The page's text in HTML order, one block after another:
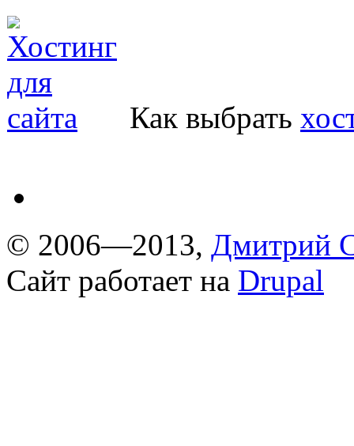
Как выбрать
© 2006—2013, Дмитрий
Сайт работает на Drupal